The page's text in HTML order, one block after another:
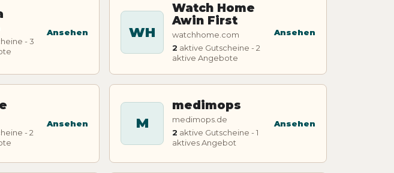
- 3
Ansehen WH
Watch Home
Awin First
watchhome.com
2 aktive Gutscheine - 2
aktive Angebote
Ansehen
- 2
Ansehen M
medimops
medimops.de
2 aktive Gutscheine - 1
aktives Angebot
Ansehen